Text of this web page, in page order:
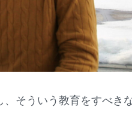
そういう教育をすべき